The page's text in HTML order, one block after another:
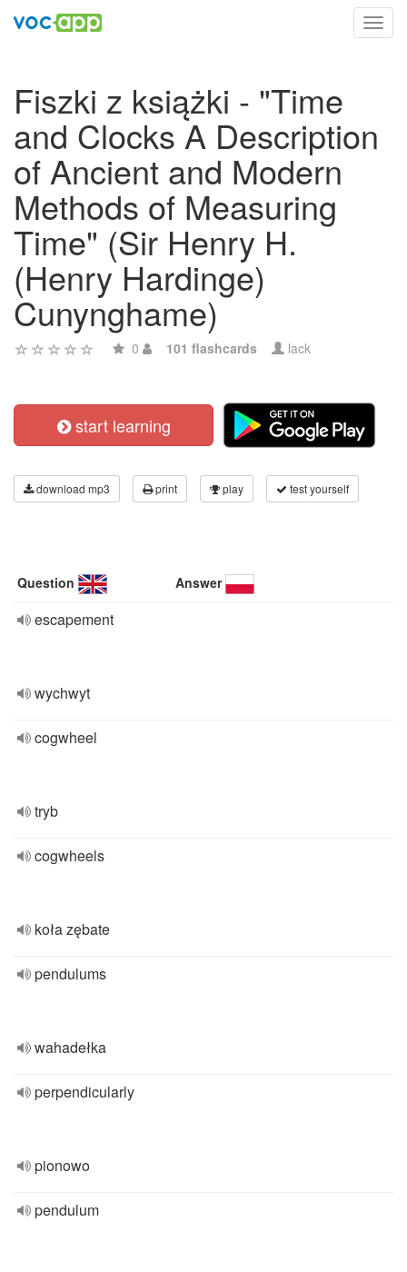
Fiszki z książki - "Time
and Clocks A Description
of Ancient and Modern
Methods of Measuring
Time" (Sir Henry H.
(Henry Hardinge)
Cunynghame)
0 101 flashcards lack
start learning
download mp3 print play test yourself
Question Answer
escapement
wychwyt
cogwheel
tryb
cogwheels
koła zębate
pendulums
wahadełka
perpendicularly
pionowo
pendulum